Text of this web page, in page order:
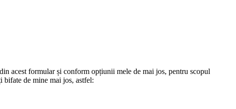
acest formular și conform opțiunii mele de mai jos, pentru scopul
bifate de mine mai jos, astfel: